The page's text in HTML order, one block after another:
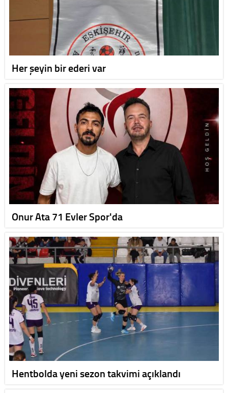
Her şeyin bir ederi var
Onur Ata 71 Evler Spor'da
Hentbolda yeni sezon takvimi açıklandı